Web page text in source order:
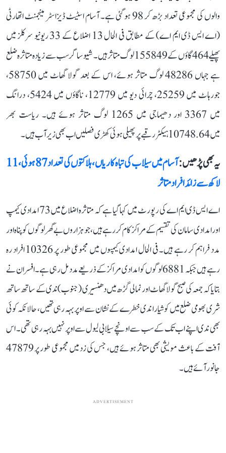
والوں کی مجموعی تعداد بڑھ کر 98 ہو گئی ہے۔ آسام اسٹیٹ ڈیزاسٹر مینجمنٹ اتھارٹی
(اے ایس ڈی ایم اے) کے مطابق فی الحال 13 اضلاع کے 33 ریونیو سرکلز میں
پھیلے 464 گاؤں کے 155849 لوگ متاثر ہیں۔ شیو ساگر سب سے زیادہ متاثرہ ضلع
ہے جہاں 48286 لوگ متاثر ہوئے، اس کے بعد گولا گھاٹ میں 58750،
جورہاٹ میں 25259، چرائی دیو میں 12779، ناگاؤں میں 5424، درانگ
میں 3367 اور دھیماجی میں 1265 لوگ متاثر ہوئے ہیں۔ ریاست بھر
میں 10748.64 ہیکٹر رقبے پر پھیلی ہوئی کھڑی فصلیں اب بھی زیر آب ہیں۔
یہ بھی پڑھیں :
آسام میں سیلاب کی تباہ کاریاں، ہلاکتوں کی تعداد 87 ہوئی، 11
لاکھ سے زائد افراد متاثر
اے ایس ڈی ایم اے کی رپورٹ میں کہا گیا ہے کہ متاثرہ اضلاع میں 73 امدادی کیمپ
اور امدادی سامان کی تقسیم کے مراکز کام کر رہے ہیں، جو ہزاروں بے گھر لوگوں کو پناہ اور
مدد فراہم کر رہے ہیں۔ فی الحال امدادی کیمپوں میں مجموعی طور پر 10326 افراد رہ
رہے ہیں جبکہ 6881 لوگوں کو امدادی مراکز کے ذریعے مدد مل رہی ہے۔ افسران نے
بتایا کہ جمعہ کی صبح گولا گھاٹ اور نمالی گڑھ میں دھنسیری (جنوب) ندی کے ساتھ ساتھ
شری بھومی ضلع میں کوشیارا ندی خطرے کے نشان سے اوپر بہہ رہی تھیں، حالانکہ کوئی
بھی ندی اپنے اب تک کے سب سے اونچے سیلابی لیول سے اوپر نہیں بہہ رہی تھی۔ اس
آفت کے باعث مویشی بھی متاثر ہوئے ہیں، جس کی زد میں مجموعی طور پر 47879
جانور آئے ہیں۔
ADVERTISEMENT